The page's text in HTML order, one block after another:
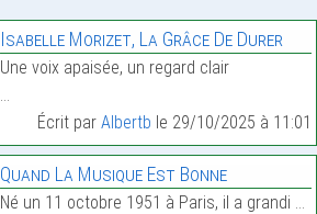
Isabelle Morizet, La Grâce De Durer
Une voix apaisée, un regard clair
…
Écrit par Albertb le 29/10/2025 à 11:01
Quand La Musique Est Bonne
Né un 11 octobre 1951 à Paris, il a grandi dans un